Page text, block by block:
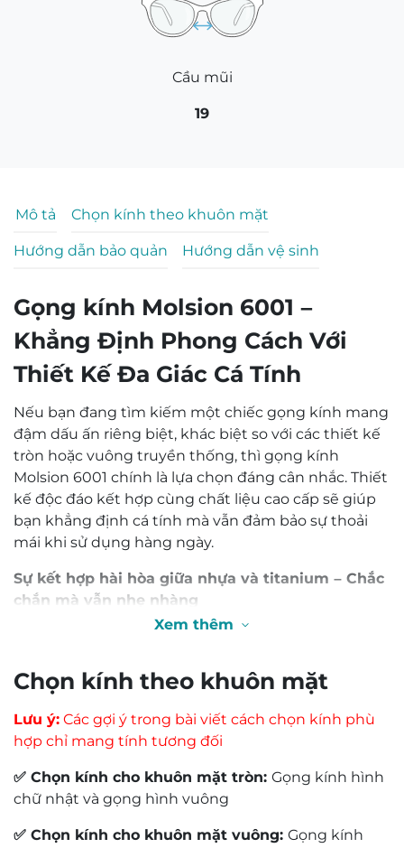
Cầu mũi
19
Mô tả Chọn kính theo khuôn mặt
Hướng dẫn bảo quản Hướng dẫn vệ sinh
Gọng kính Molsion 6001 –
Khẳng Định Phong Cách Với
Thiết Kế Đa Giác Cá Tính
Nếu bạn đang tìm kiếm một chiếc gọng kính mang
đậm dấu ấn riêng biệt, khác biệt so với các thiết kế
tròn hoặc vuông truyền thống, thì gọng kính
Molsion 6001 chính là lựa chọn đáng cân nhắc. Thiết
kế độc đáo kết hợp cùng chất liệu cao cấp sẽ giúp
bạn khẳng định cá tính mà vẫn đảm bảo sự thoải
mái khi sử dụng hàng ngày.
Sự kết hợp hài hòa giữa nhựa và titanium – Chắc
chắn mà vẫn nhẹ nhàng
được làm từ kim loại titanium không gỉ, giúp gọng
hóa vượt trội. Phần càng kính được bọc nhựa cao
cấp, mang lại cảm giác êm ái khi đeo và tăng độ
Với sự kết hợp giữa hai chất liệu này, chiếc gọng
Xem thêm
0,0
5 star
0%